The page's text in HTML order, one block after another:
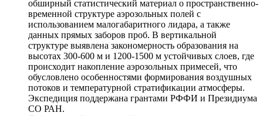
обширный статистический материал о пространственно-
временной структуре аэрозольных полей с
использованием малогабаритного лидара, а также
данных прямых заборов проб. В вертикальной
структуре выявлена закономерность образования на
высотах 300-600 м и 1200-1500 м устойчивых слоев, где
происходит накопление аэрозольных примесей, что
обусловлено особенностями формирования воздушных
потоков и температурной стратификации атмосферы.
Экспедиция поддержана грантами РФФИ и Президиума
СО РАН.